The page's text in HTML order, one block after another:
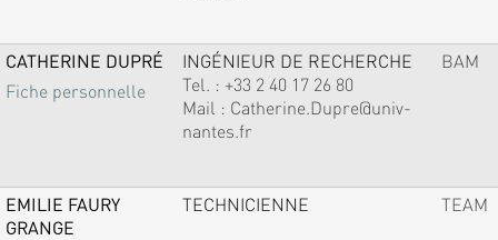
CATHERINE DUPRÉ
Fiche personnelle
INGÉNIEUR DE RECHERCHE
Tel. : +33 2 40 17 26 80
Mail : Catherine.Dupre@univ-
nantes.fr
BAM
EMILIE FAURY
GRANGE
TECHNICIENNE TEAM